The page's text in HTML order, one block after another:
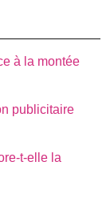
à la montée
publicitaire
t-elle la